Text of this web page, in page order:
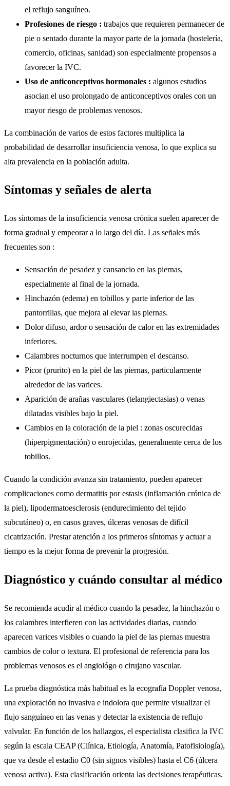
el reflujo sanguíneo.
Profesiones de riesgo : trabajos que requieren permanecer de
pie o sentado durante la mayor parte de la jornada (hostelería,
comercio, oficinas, sanidad) son especialmente propensos a
favorecer la IVC.
Uso de anticonceptivos hormonales : algunos estudios
asocian el uso prolongado de anticonceptivos orales con un
mayor riesgo de problemas venosos.
La combinación de varios de estos factores multiplica la
probabilidad de desarrollar insuficiencia venosa, lo que explica su
alta prevalencia en la población adulta.
Síntomas y señales de alerta
Los síntomas de la insuficiencia venosa crónica suelen aparecer de
forma gradual y empeorar a lo largo del día. Las señales más
frecuentes son :
Sensación de pesadez y cansancio en las piernas,
especialmente al final de la jornada.
Hinchazón (edema) en tobillos y parte inferior de las
pantorrillas, que mejora al elevar las piernas.
Dolor difuso, ardor o sensación de calor en las extremidades
inferiores.
Calambres nocturnos que interrumpen el descanso.
Picor (prurito) en la piel de las piernas, particularmente
alrededor de las varices.
Aparición de arañas vasculares (telangiectasias) o venas
dilatadas visibles bajo la piel.
Cambios en la coloración de la piel : zonas oscurecidas
(hiperpigmentación) o enrojecidas, generalmente cerca de los
tobillos.
Cuando la condición avanza sin tratamiento, pueden aparecer
complicaciones como dermatitis por estasis (inflamación crónica de
la piel), lipodermatoesclerosis (endurecimiento del tejido
subcutáneo) o, en casos graves, úlceras venosas de difícil
cicatrización. Prestar atención a los primeros síntomas y actuar a
tiempo es la mejor forma de prevenir la progresión.
Diagnóstico y cuándo consultar al médico
Se recomienda acudir al médico cuando la pesadez, la hinchazón o
los calambres interfieren con las actividades diarias, cuando
aparecen varices visibles o cuando la piel de las piernas muestra
cambios de color o textura. El profesional de referencia para los
problemas venosos es el angiológo o cirujano vascular.
La prueba diagnóstica más habitual es la ecografía Doppler venosa,
una exploración no invasiva e indolora que permite visualizar el
flujo sanguíneo en las venas y detectar la existencia de reflujo
valvular. En función de los hallazgos, el especialista clasifica la IVC
según la escala CEAP (Clínica, Etiología, Anatomía, Patofisiología),
que va desde el estadio C0 (sin signos visibles) hasta el C6 (úlcera
venosa activa). Esta clasificación orienta las decisiones terapéuticas.